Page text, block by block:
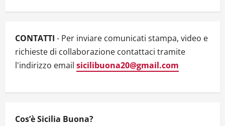
g
a
t
i
o
n
CONTATTI - Per inviare comunicati stampa, video e
richieste di collaborazione contattaci tramite
l'indirizzo email sicilibuona20@gmail.com
Cos’è Sicilia Buona?